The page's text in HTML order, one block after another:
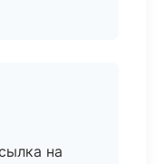
на